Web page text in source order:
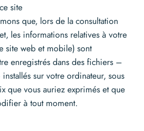
site
que, lors de la consultation
les informations relatives à votre
site web et mobile) sont
enregistrés dans des fichiers –
sur votre ordinateur, sous
que vous auriez exprimés et que
à tout moment.